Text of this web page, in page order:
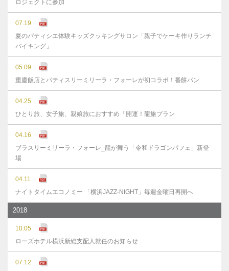
ロジェクトに参加
07.19
夏のパティシエ体験キッズクッキングサロン「親子でケーキ作りランチ
バイキング」
05.09
重慶飯店とパティスリーミリーラ・フォーレが初コラボ！番餅パン
04.25
ひとり旅、女子旅、親娘旅におすすめ「開運！龍旅プラン
04.16
ブラスリーミリーラ・フォーレ_龍が舞う「令和ドラゴンパフェ」新登
場
04.11
ナイトタイムエコノミー 「横浜JAZZ-NIGHT」毎週金曜日再開へ
2018
10.05
ローズホテル横浜新総支配人就任のお知らせ
07.12